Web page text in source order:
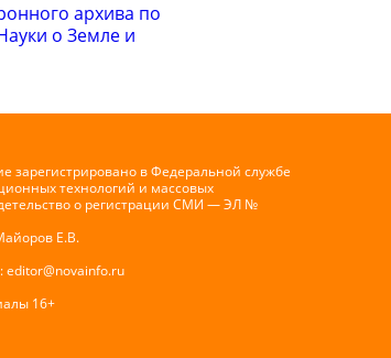
архива по
о Земле и
зарегистрировано в Федеральной службе
технологий и массовых
о регистрации СМИ — ЭЛ №
Е.В.
editor@novainfo.ru
16+